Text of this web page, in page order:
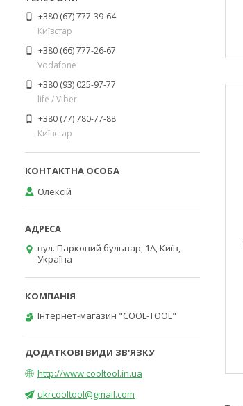
+380 (67) 777-39-64
Київстар
+380 (66) 777-26-67
Vodafone
+380 (93) 025-97-77
life / Viber
+380 (77) 780-77-88
Київстар
Олексій
вул. Парковий бульвар, 1А, Київ,
Україна
Інтернет-магазин "COOL-TOOL"
http://www.cooltool.in.ua
ukrcooltool@gmail.com